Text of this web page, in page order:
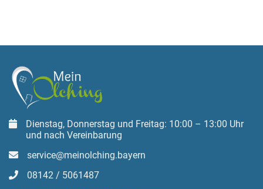
Dienstag, Donnerstag und Freitag: 10:00 – 13:00 Uhr
und nach Vereinbarung
service@meinolching.bayern
08142 / 5061487